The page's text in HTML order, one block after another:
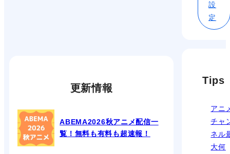
設
定
更新情報
ABEMA2026秋アニメ配信一
覧！無料も有料も超速報！
Tips
アニ
チャ
ネル
大何